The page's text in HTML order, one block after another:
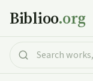
Biblioo.org